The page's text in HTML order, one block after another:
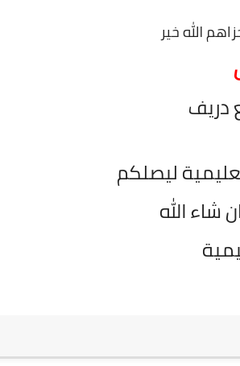
الله خير
دريف
ليصلكم
ان شاء الله